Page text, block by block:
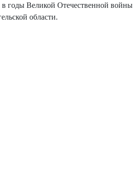
в годы Великой Отечественной войны
области.